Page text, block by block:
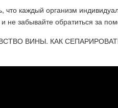
что каждый организм
не забывайте обратиться за
ВИНЫ. КАК